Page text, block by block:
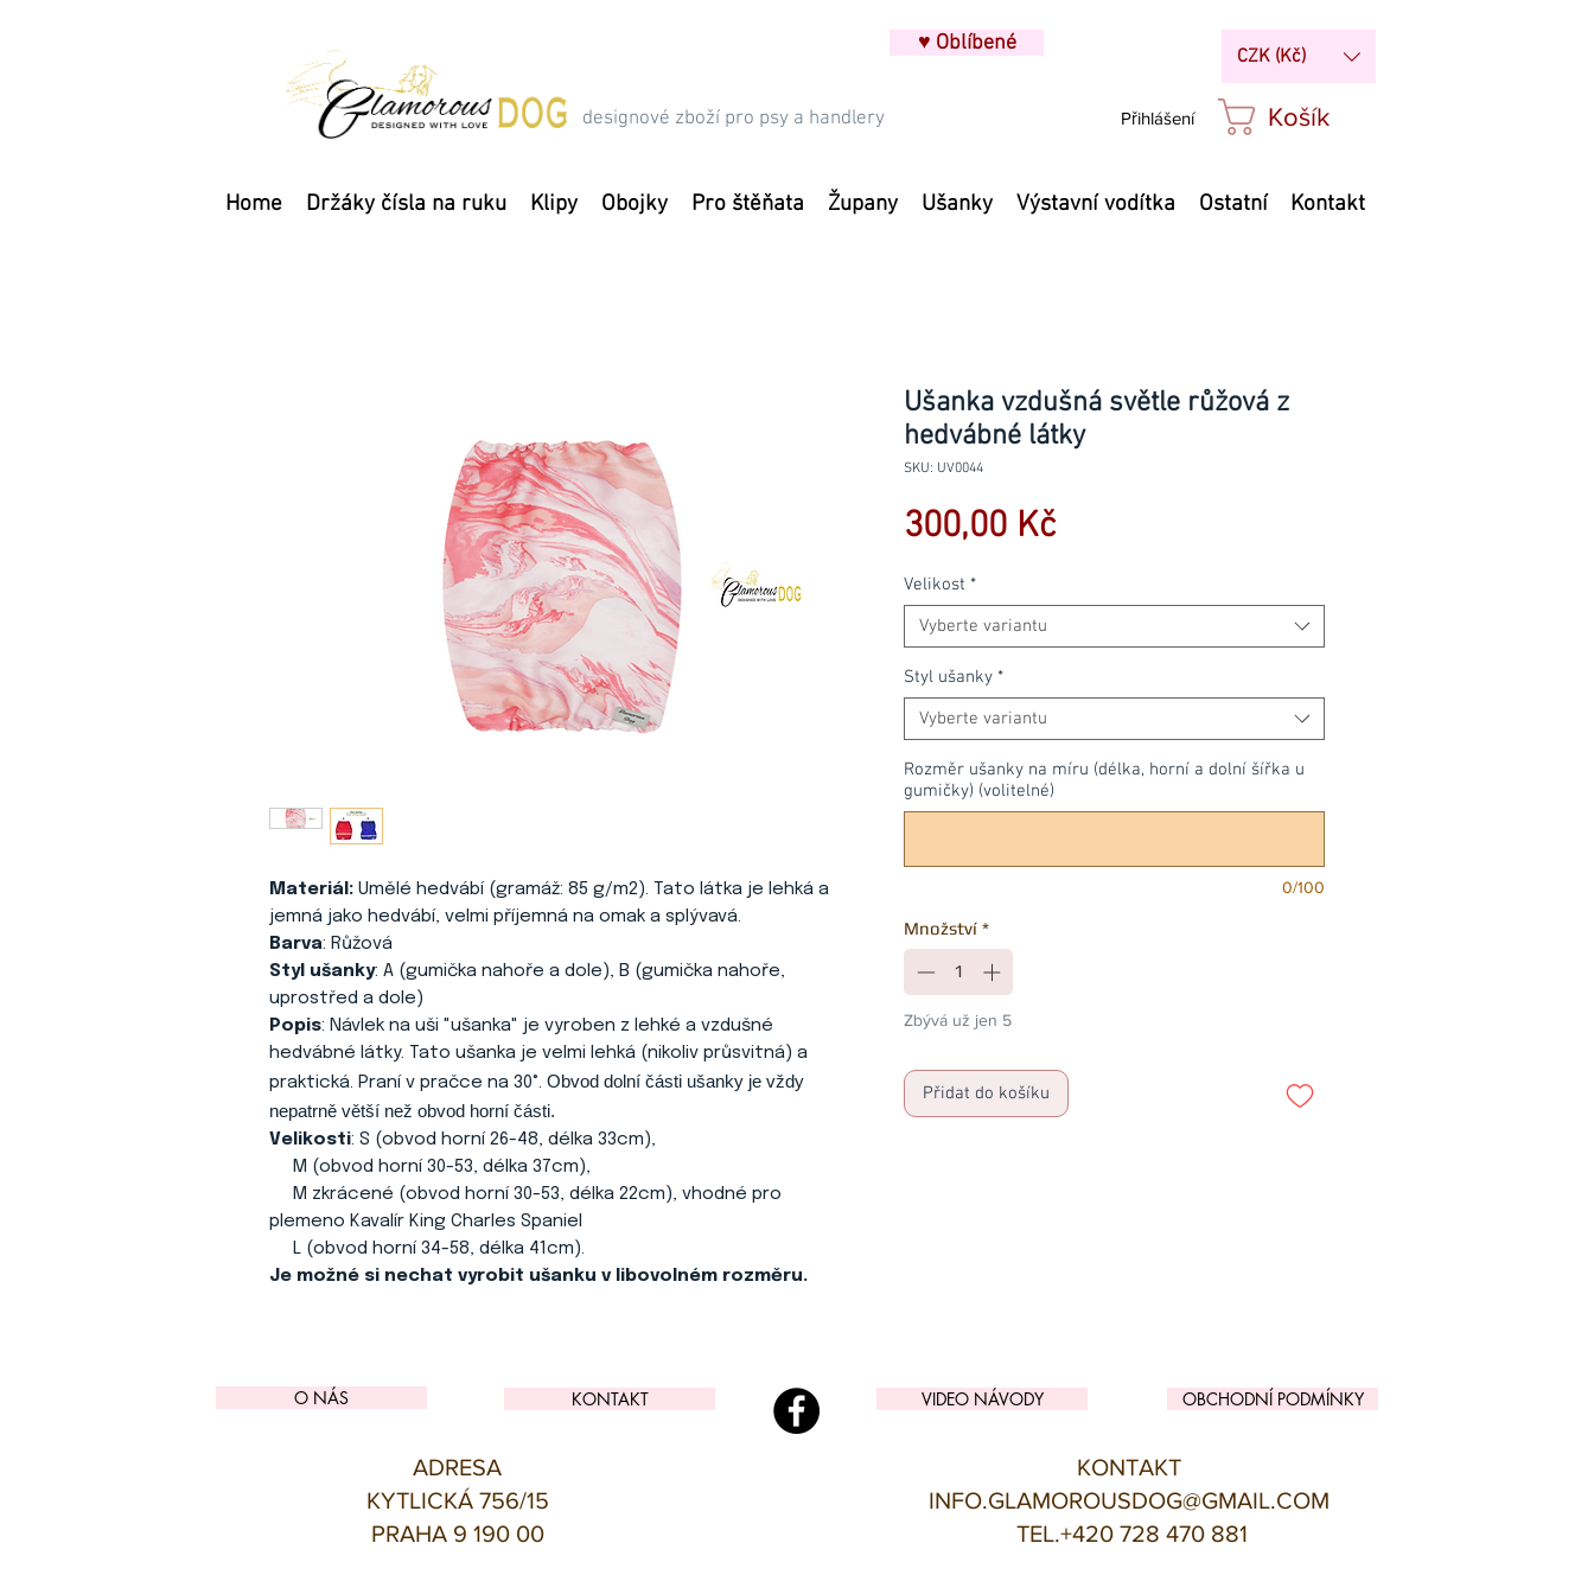
designové zboží pro psy a handlery
♥ Oblíbené
Přihlášení
CZK (Kč)
Košík
Home Držáky čísla na ruku Klipy Obojky Pro štěňata Župany Ušanky Výstavní vodítka Ostatní Kontakt
Materiál: Umělé hedvábí (gramáž: 85 g/m2). Tato látka je lehká a
jemná jako hedvábí, velmi příjemná na omak a splývavá.
Barva: Růžová
Styl ušanky: A (gumička nahoře a dole), B (gumička nahoře,
uprostřed a dole)
Popis: Návlek na uši "ušanka" je vyroben z lehké a vzdušné
hedvábné látky. Tato ušanka je velmi lehká (nikoliv průsvitná) a
praktická. Praní v pračce na 30°. Obvod dolní části ušanky je vždy
nepatrně větší než obvod horní části.
Velikosti: S (obvod horní 26-48, délka 33cm),
M (obvod horní 30-53, délka 37cm),
M zkrácené (obvod horní 30-53, délka 22cm), vhodné pro
plemeno Kavalír King Charles Spaniel
L (obvod horní 34-58, délka 41cm).
Je možné si nechat vyrobit ušanku v libovolném rozměru.
Ušanka vzdušná světle růžová z
hedvábné látky
SKU: UV0044
300,00 KčCena
Velikost *
Vyberte variantu
Styl ušanky *
Vyberte variantu
Rozměr ušanky na míru (délka, horní a dolní šířka u
gumičky) (volitelné)
0/100
Množství *
Zbývá už jen 5
Přidat do košíku
O NÁS KONTAKT
ADRESA
KYTLICKÁ 756/15
PRAHA 9 190 00
VIDEO NÁVODY OBCHODNÍ PODMÍNKY
KONTAKT
INFO.GLAMOROUSDOG@GMAIL.COM
TEL.+420 728 470 881